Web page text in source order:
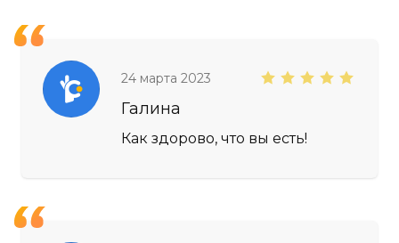
24 марта 2023
Галина
Как здорово, что вы есть!